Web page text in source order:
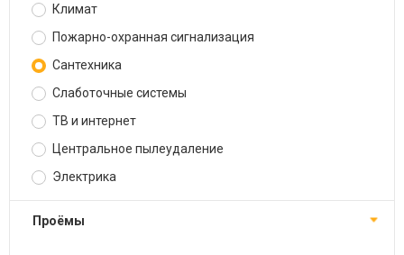
Климат
Пожарно-охранная сигнализация
Сантехника
Слаботочные системы
ТВ и интернет
Центральное пылеудаление
Электрика
Проёмы